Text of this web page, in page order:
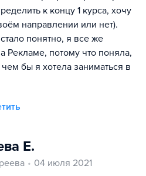
к концу 1 курса, хочу
направлении или нет).
понятно, я все же
Рекламе, потому что поняла,
бы я хотела заниматься в
Е.
04 июля 2021